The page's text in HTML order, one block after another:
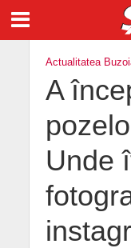
Actualitatea
A
Unde